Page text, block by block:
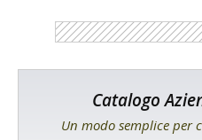
Catalogo
Un modo semplice per